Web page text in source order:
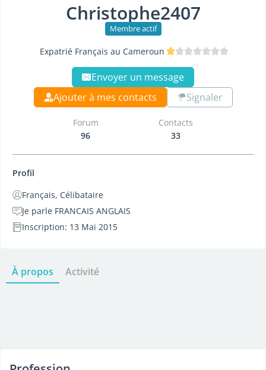
Christophe2407
Membre actif
Expatrié Français au Cameroun
Envoyer un message
Ajouter à mes contacts
Signaler
Forum
96
Contacts
33
Profil
Français, Célibataire
Je parle FRANCAIS ANGLAIS
Inscription: 13 Mai 2015
À propos Activité